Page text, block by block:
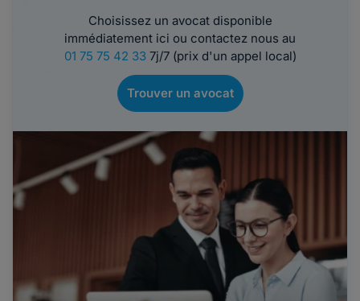
Choisissez un avocat disponible
immédiatement ici ou contactez nous au
01 75 75 42 337j/7 (prix d'un appel local)
Trouver un avocat